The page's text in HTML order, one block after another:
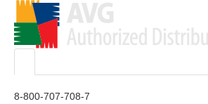
8-800-707-708-7